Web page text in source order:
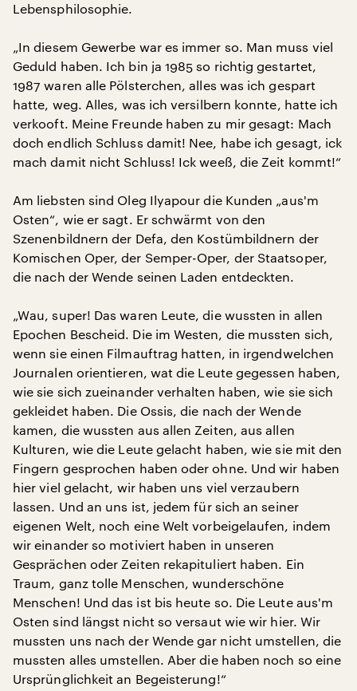
Lebensphilosophie.
„In diesem Gewerbe war es immer so. Man muss viel
Geduld haben. Ich bin ja 1985 so richtig gestartet,
1987 waren alle Pölsterchen, alles was ich gespart
hatte, weg. Alles, was ich versilbern konnte, hatte ich
verkooft. Meine Freunde haben zu mir gesagt: Mach
doch endlich Schluss damit! Nee, habe ich gesagt, ick
mach damit nicht Schluss! Ick weeß, die Zeit kommt!“
Am liebsten sind Oleg Ilyapour die Kunden „aus'm
Osten“, wie er sagt. Er schwärmt von den
Szenenbildnern der Defa, den Kostümbildnern der
Komischen Oper, der Semper-Oper, der Staatsoper,
die nach der Wende seinen Laden entdeckten.
„Wau, super! Das waren Leute, die wussten in allen
Epochen Bescheid. Die im Westen, die mussten sich,
wenn sie einen Filmauftrag hatten, in irgendwelchen
Journalen orientieren, wat die Leute gegessen haben,
wie sie sich zueinander verhalten haben, wie sie sich
gekleidet haben. Die Ossis, die nach der Wende
kamen, die wussten aus allen Zeiten, aus allen
Kulturen, wie die Leute gelacht haben, wie sie mit den
Fingern gesprochen haben oder ohne. Und wir haben
hier viel gelacht, wir haben uns viel verzaubern
lassen. Und an uns ist, jedem für sich an seiner
eigenen Welt, noch eine Welt vorbeigelaufen, indem
wir einander so motiviert haben in unseren
Gesprächen oder Zeiten rekapituliert haben. Ein
Traum, ganz tolle Menschen, wunderschöne
Menschen! Und das ist bis heute so. Die Leute aus'm
Osten sind längst nicht so versaut wie wir hier. Wir
mussten uns nach der Wende gar nicht umstellen, die
mussten alles umstellen. Aber die haben noch so eine
Ursprünglichkeit an Begeisterung!“